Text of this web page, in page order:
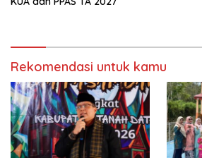
Rekomendasi untuk kamu